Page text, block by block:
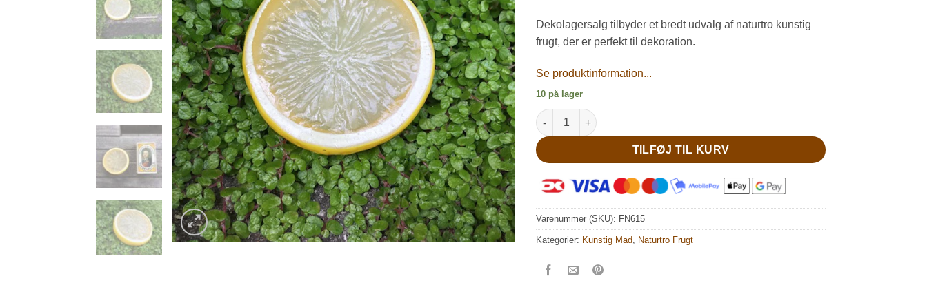
Dekolagersalg tilbyder et bredt udvalg af naturtro kunstig
frugt, der er perfekt til dekoration.
Se produktinformation...
10 på lager
Dekorativ kunstig citron skive antal
TILFØJ TIL KURV
Varenummer (SKU): FN615
Kategorier: Kunstig Mad Naturtro Frugt